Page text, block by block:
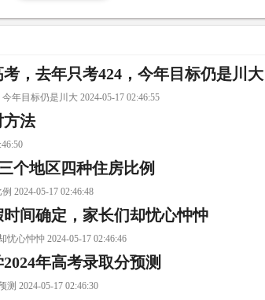
，去年只考424，今年目标仍是川大
年目标仍是川大 2024-05-17 02:46:55
方法
个地区四种住房比例
2024-05-17 02:46:48
间确定，家长们却忧心忡忡
心忡忡 2024-05-17 02:46:46
年高考录取分预测
2024-05-17 02:46:30